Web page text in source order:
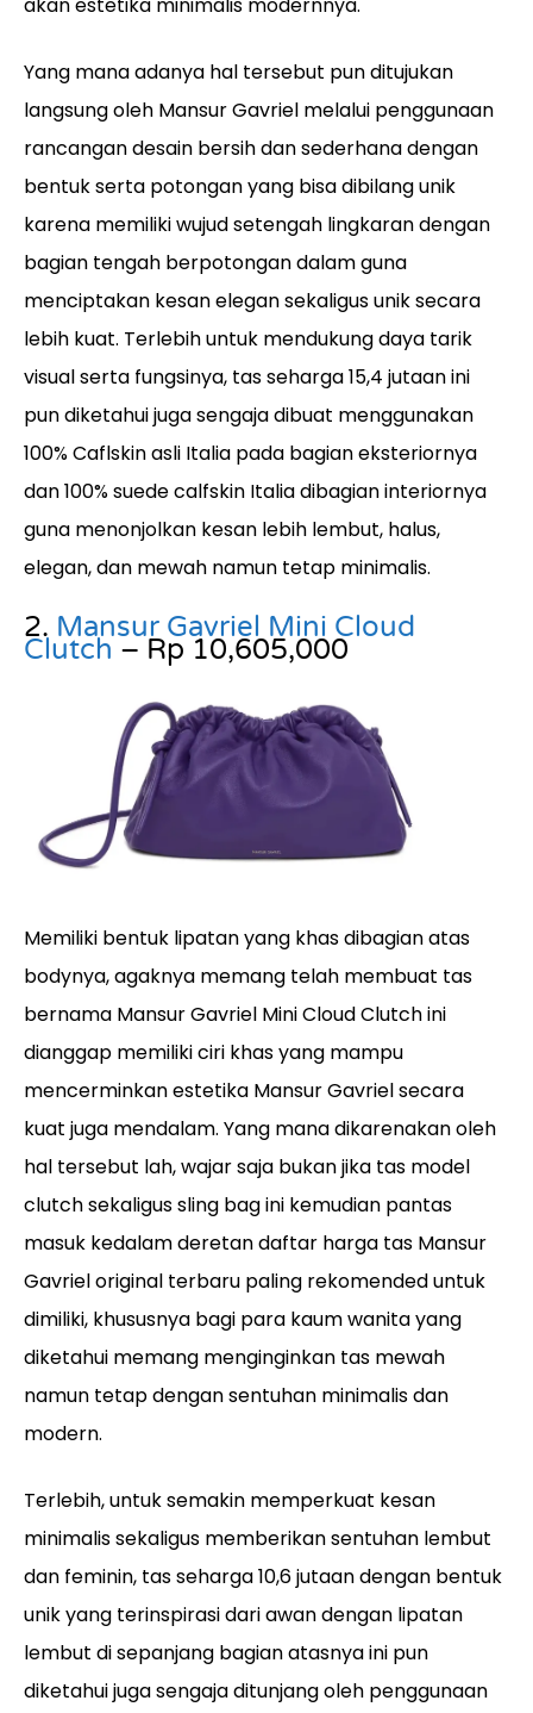
Yang mana adanya hal tersebut pun ditujukan
langsung oleh Mansur Gavriel melalui penggunaan
rancangan desain bersih dan sederhana dengan
bentuk serta potongan yang bisa dibilang unik
karena memiliki wujud setengah lingkaran dengan
bagian tengah berpotongan dalam guna
menciptakan kesan elegan sekaligus unik secara
lebih kuat. Terlebih untuk mendukung daya tarik
visual serta fungsinya, tas seharga 15,4 jutaan ini
pun diketahui juga sengaja dibuat menggunakan
100% Caflskin asli Italia pada bagian eksteriornya
dan 100% suede calfskin Italia dibagian interiornya
guna menonjolkan kesan lebih lembut, halus,
elegan, dan mewah namun tetap minimalis.
2. Mansur Gavriel Mini Cloud
Clutch – Rp 10,605,000
Memiliki bentuk lipatan yang khas dibagian atas
bodynya, agaknya memang telah membuat tas
bernama Mansur Gavriel Mini Cloud Clutch ini
dianggap memiliki ciri khas yang mampu
mencerminkan estetika Mansur Gavriel secara
kuat juga mendalam. Yang mana dikarenakan oleh
hal tersebut lah, wajar saja bukan jika tas model
clutch sekaligus sling bag ini kemudian pantas
masuk kedalam deretan daftar harga tas Mansur
Gavriel original terbaru paling rekomended untuk
dimiliki, khususnya bagi para kaum wanita yang
diketahui memang menginginkan tas mewah
namun tetap dengan sentuhan minimalis dan
modern.
Terlebih, untuk semakin memperkuat kesan
minimalis sekaligus memberikan sentuhan lembut
dan feminin, tas seharga 10,6 jutaan dengan bentuk
unik yang terinspirasi dari awan dengan lipatan
lembut di sepanjang bagian atasnya ini pun
diketahui juga sengaja ditunjang oleh penggunaan